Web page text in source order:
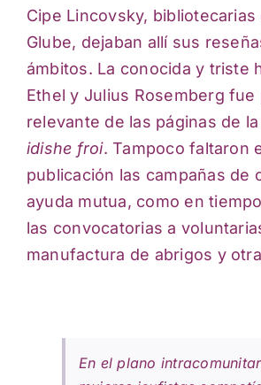
Cipe Lincovsky, bibliotecarias
Glube, dejaban allí sus
ámbitos. La conocida y triste
Ethel y Julius Rosemberg fue
relevante de las páginas de
idishe froi. Tampoco faltaron
publicación las campañas de
ayuda mutua, como en
las convocatorias a
manufactura de abrigos y
En el plano